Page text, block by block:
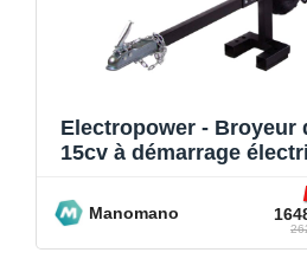
Electropower - Broyeur
15cv à démarrage
Manomano